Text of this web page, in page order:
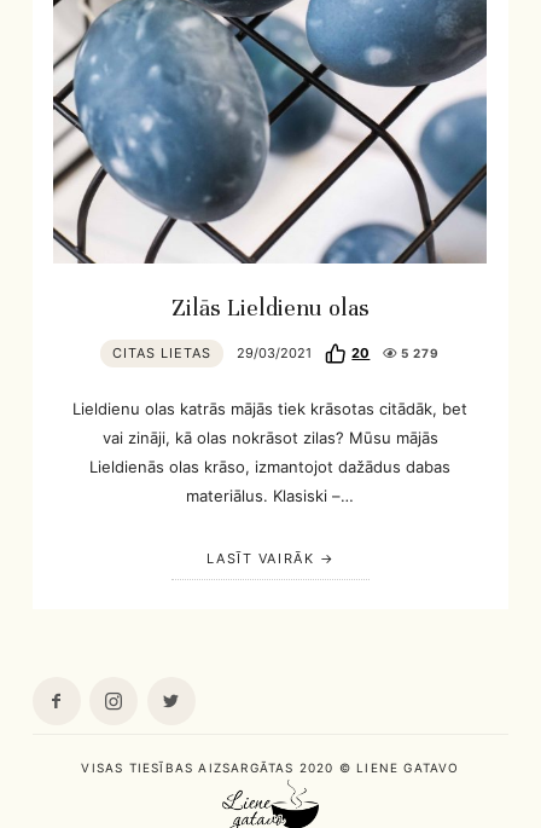
Zilās Lieldienu olas
CITAS LIETAS 29/03/2021 20 5 279
Lieldienu olas katrās mājās tiek krāsotas citādāk, bet
vai zināji, kā olas nokrāsot zilas? Mūsu mājās
Lieldienās olas krāso, izmantojot dažādus dabas
materiālus. Klasiski –…
LASĪT VAIRĀK
VISAS TIESĪBAS AIZSARGĀTAS 2020 © LIENE GATAVO